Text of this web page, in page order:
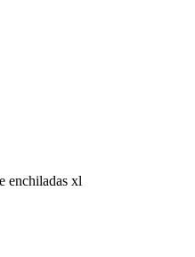
enchiladas xl